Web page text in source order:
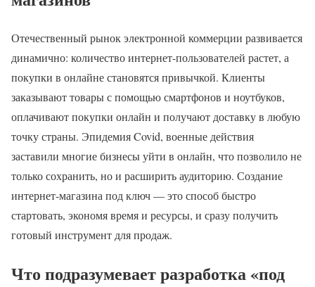
Отечественный рынок электронной коммерции развивается
динамично: количество интернет-пользователей растет, а
покупки в онлайне становятся привычкой. Клиенты
заказывают товары с помощью смартфонов и ноутбуков,
оплачивают покупки онлайн и получают доставку в любую
точку страны. Эпидемия Covid, военные действия
заставили многие бизнесы уйти в онлайн, что позволило не
только сохранить, но и расширить аудиторию. Создание
интернет-магазина под ключ — это способ быстро
стартовать, экономя время и ресурсы, и сразу получить
готовый инструмент для продаж.
Что подразумевает разработка «под